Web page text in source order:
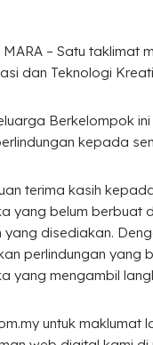
– Satu taklimat
dan Teknologi
Berkelompok
kepada
terima kasih
yang belum berbuat
disediakan.
perlindungan
yang mengambil
untuk